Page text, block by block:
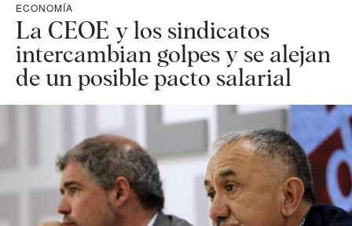
ECONOMÍA
La CEOE y los sindicatos
intercambian golpes y se alejan
de un posible pacto salarial